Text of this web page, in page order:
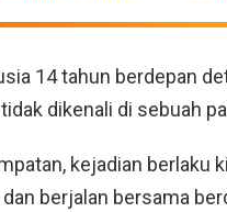
14 tahun berdepan
dikenali di sebuah
kejadian berlaku
berjalan bersama